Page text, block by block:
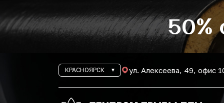
50%
КРАСНОЯРСК ул. Алексеева, 49, офис